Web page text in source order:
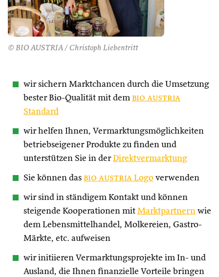
© BIO AUSTRIA / Christoph Liebentritt
wir sichern Marktchancen durch die Umsetzung
bester Bio-Qualität mit dem bio austria
Standard
wir helfen Ihnen, Vermarktungsmöglichkeiten
betriebseigener Produkte zu finden und
unterstützen Sie in derDirektvermarktung
Sie können das bio austria Logo verwenden
wir sind in ständigem Kontakt und können
steigende Kooperationen mit Marktpartnern wie
dem Lebensmittelhandel, Molkereien, Gastro-
Märkte, etc. aufweisen
wir initiieren Vermarktungsprojekte im In- und
Ausland, die Ihnen finanzielle Vorteile bringen